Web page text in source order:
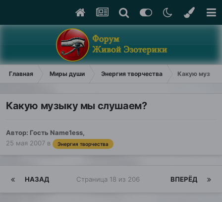
Главная Миры души Энергия творчества Какую
Какую музыку мы слушаем?
Автор: Гость Name1ess,
25 мая 2007 в Энергия творчества
НАЗАД ВПЕРЁД
Страница 18 из 206